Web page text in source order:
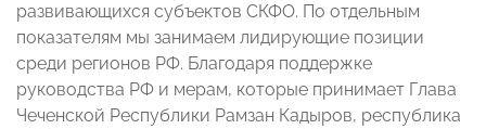
развивающихся субъектов СКФО. По отдельным
показателям мы занимаем лидирующие позиции
среди регионов РФ. Благодаря поддержке
руководства РФ и мерам, которые принимает Глава
Чеченской Республики Рамзан Кадыров, республика